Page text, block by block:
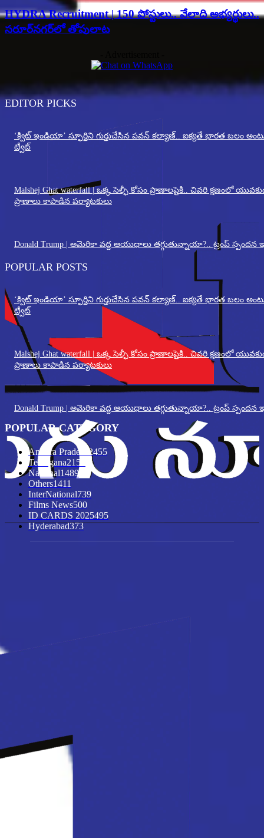
HYDRA Recruitment | 150 పోస్టులు.. వేలాది అభ్యర్థులు..
సరూర్‌నగర్‌లో తోపులాట
EDITOR PICKS
‘క్విట్ ఇండియా’ స్ఫూర్తిని గుర్తుచేసిన పవన్ కల్యాణ్.. ఐక్యతే భారత బలం
ట్వీట్
Malshej Ghat waterfall | ఒక్క సెల్ఫీ కోసం ప్రాణాలపైకి.. చివరి క్షణంలో
ప్రాణాలు కాపాడిన పర్యాటకులు
Donald Trump | అమెరికా వద్ద ఆయుధాలు తగ్గుతున్నాయా?.. ట్రంప్ స్పందన
POPULAR POSTS
‘క్విట్ ఇండియా’ స్ఫూర్తిని గుర్తుచేసిన పవన్ కల్యాణ్.. ఐక్యతే భారత బలం
ట్వీట్
Malshej Ghat waterfall | ఒక్క సెల్ఫీ కోసం ప్రాణాలపైకి.. చివరి క్షణంలో
ప్రాణాలు కాపాడిన పర్యాటకులు
Donald Trump | అమెరికా వద్ద ఆయుధాలు తగ్గుతున్నాయా?.. ట్రంప్ స్పందన
POPULAR CATEGORY
Andhra Pradesh
2455
Telangana2151
National1489
Others1411
InterNational739
Films News500
ID CARDS 2025495
Hyderabad373